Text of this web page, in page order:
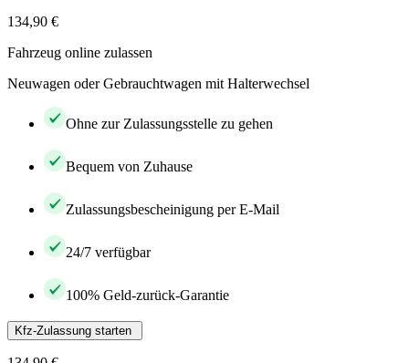
134,90 €
Fahrzeug online zulassen
Neuwagen oder Gebrauchtwagen mit Halterwechsel
Ohne zur Zulassungsstelle zu gehen
Bequem von Zuhause
Zulassungsbescheinigung per E-Mail
24/7 verfügbar
100% Geld-zurück-Garantie
Kfz-Zulassung starten